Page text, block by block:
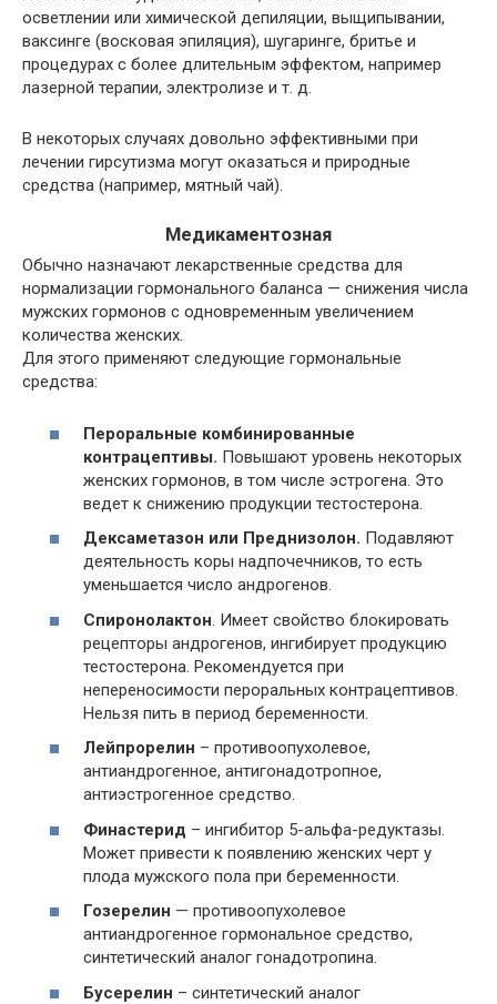
осветлении или химической депиляции, выщипывании,
ваксинге (восковая эпиляция), шугаринге, бритье и
процедурах с более длительным эффектом, например
лазерной терапии, электролизе и т. д.
В некоторых случаях довольно эффективными при
лечении гирсутизма могут оказаться и природные
средства (например, мятный чай).
Медикаментозная
Обычно назначают лекарственные средства для
нормализации гормонального баланса — снижения числа
мужских гормонов с одновременным увеличением
количества женских.
Для этого применяют следующие гормональные
средства:
Пероральные комбинированные
контрацептивы. Повышают уровень некоторых
женских гормонов, в том числе эстрогена. Это
ведет к снижению продукции тестостерона.
Дексаметазон или Преднизолон. Подавляют
деятельность коры надпочечников, то есть
уменьшается число андрогенов.
Спиронолактон. Имеет свойство блокировать
рецепторы андрогенов, ингибирует продукцию
тестостерона. Рекомендуется при
непереносимости пероральных контрацептивов.
Нельзя пить в период беременности.
Лейпрорелин – противоопухолевое,
антиандрогенное, антигонадотропное,
антиэстрогенное средство.
Финастерид – ингибитор 5-альфа-редуктазы.
Может привести к появлению женских черт у
плода мужского пола при беременности.
Гозерелин — противоопухолевое
антиандрогенное гормональное средство,
синтетический аналог гонадотропина.
Бусерелин – синтетический аналог